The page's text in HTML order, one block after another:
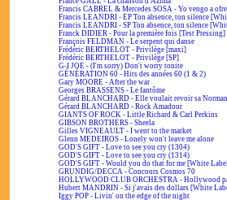
Francis CABREL & Mercedes SOSA - Yo vengo a
Francis LEANDRI - EP Ton absence, ton silence
Francis LEANDRI - SP Ton absence, ton silence
Franck DIDIER - Pour la première fois [Test Pressing]
François FELDMAN - Le serpent qui danse
Frédéric BERTHELOT - Privilège [maxi]
Frédéric BERTHELOT - Privilège [SP]
G-I JOE - (I'm sorry) Don't worry tonite
GÉNÉRATION 60 - Hits des années 60 (1 & 2)
Gary MOORE - After the war
Georges BRASSENS - Le fantôme
Gérard BLANCHARD - Elle voulait revoir sa
Gérard BLANCHARD - Rock Amadour
GIANTS OF ROCK - Little Richard & Carl Perkins
GIBSON BROTHERS - Sheela
Gilles VIGNEAULT - I went to the market
Glenn MEDEIROS - Lonely won't leave me alone
GOD'S GIFT - Love to see you cry (1304)
GOD'S GIFT - Love to see you cry (1314)
GOD'S GIFT - Would you do that for me [White
GRUNDIG/DECCA - Concours Cosmos 70
HOLLYWOOD CLUB ORCHESTRA - Hollywood
Hubert MANDRIN - Si j'avais des dollars [White
Iggy POP - Livin' on the edge of the night